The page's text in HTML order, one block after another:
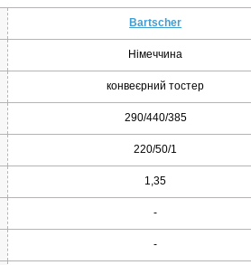
Bartscher
Німеччина
конвеєрний тостер
290/440/385
220/50/1
1,35
-
-